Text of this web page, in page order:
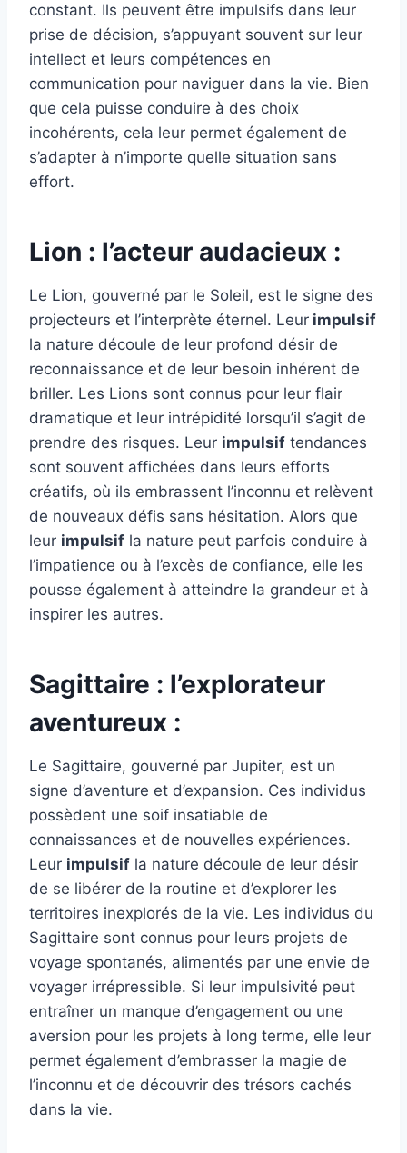
constant. Ils peuvent être impulsifs dans leur
prise de décision, s’appuyant souvent sur leur
intellect et leurs compétences en
communication pour naviguer dans la vie. Bien
que cela puisse conduire à des choix
incohérents, cela leur permet également de
s’adapter à n’importe quelle situation sans
effort.
Lion : l’acteur audacieux :
Le Lion, gouverné par le Soleil, est le signe des
projecteurs et l’interprète éternel. Leur impulsif
la nature découle de leur profond désir de
reconnaissance et de leur besoin inhérent de
briller. Les Lions sont connus pour leur flair
dramatique et leur intrépidité lorsqu’il s’agit de
prendre des risques. Leur impulsif tendances
sont souvent affichées dans leurs efforts
créatifs, où ils embrassent l’inconnu et relèvent
de nouveaux défis sans hésitation. Alors que
leur impulsif la nature peut parfois conduire à
l’impatience ou à l’excès de confiance, elle les
pousse également à atteindre la grandeur et à
inspirer les autres.
Sagittaire : l’explorateur
aventureux :
Le Sagittaire, gouverné par Jupiter, est un
signe d’aventure et d’expansion. Ces individus
possèdent une soif insatiable de
connaissances et de nouvelles expériences.
Leur impulsif la nature découle de leur désir
de se libérer de la routine et d’explorer les
territoires inexplorés de la vie. Les individus du
Sagittaire sont connus pour leurs projets de
voyage spontanés, alimentés par une envie de
voyager irrépressible. Si leur impulsivité peut
entraîner un manque d’engagement ou une
aversion pour les projets à long terme, elle leur
permet également d’embrasser la magie de
l’inconnu et de découvrir des trésors cachés
dans la vie.